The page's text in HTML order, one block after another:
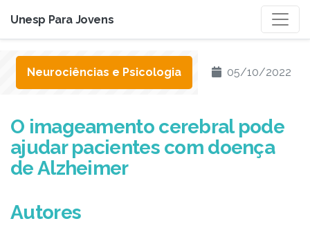
Unesp Para Jovens
Neurociências e Psicologia 05/10/2022
O imageamento cerebral pode
ajudar pacientes com doença
de Alzheimer
Autores